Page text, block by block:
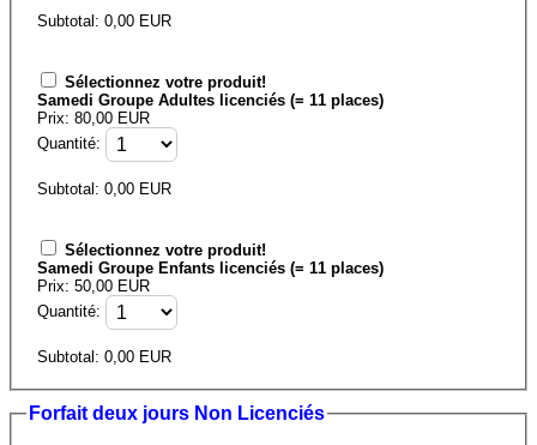
Subtotal: 0,00 EUR
Sélectionnez votre produit!
Samedi Groupe Adultes licenciés (= 11 places)
Prix: 80,00 EUR
Quantité:
Subtotal: 0,00 EUR
Sélectionnez votre produit!
Samedi Groupe Enfants licenciés (= 11 places)
Prix: 50,00 EUR
Quantité:
Subtotal: 0,00 EUR
Forfait deux jours Non Licenciés